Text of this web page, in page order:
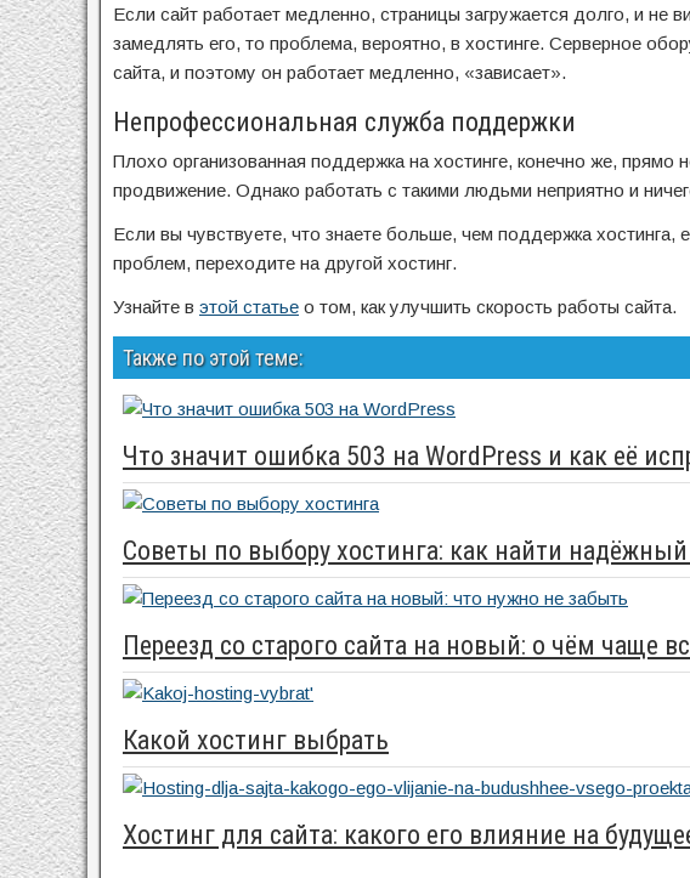
Если сайт работает медленно, страницы загружается долго, и не
замедлять его, то проблема, вероятно, в хостинге. Серверное
сайта, и поэтому он работает медленно, «зависает».
Непрофессиональная служба поддержки
Плохо организованная поддержка на хостинге, конечно же, прямо
продвижение. Однако работать с такими людьми неприятно и
Если вы чувствуете, что знаете больше, чем поддержка
проблем, переходите на другой хостинг.
Узнайте в этой статье о том, как улучшить скорость работы сайта.
Также по этой теме:
Что значит ошибка 503 на WordPress и как её
Советы по выбору хостинга: как найти
Переезд со старого сайта на новый: о чём чаще
Какой хостинг выбрать
Хостинг для сайта: какого его влияние на